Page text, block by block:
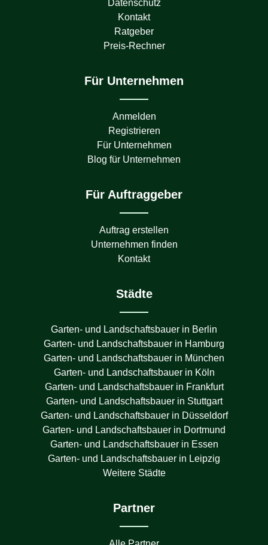
Datenschutz
Kontakt
Ratgeber
Preis-Rechner
Für Unternehmen
Anmelden
Registrieren
Für Unternehmen
Blog für Unternehmen
Für Auftraggeber
Auftrag erstellen
Unternehmen finden
Kontakt
Städte
Garten- und Landschaftsbauer in Berlin
Garten- und Landschaftsbauer in Hamburg
Garten- und Landschaftsbauer in München
Garten- und Landschaftsbauer in Köln
Garten- und Landschaftsbauer in Frankfurt
Garten- und Landschaftsbauer in Stuttgart
Garten- und Landschaftsbauer in Düsseldorf
Garten- und Landschaftsbauer in Dortmund
Garten- und Landschaftsbauer in Essen
Garten- und Landschaftsbauer in Leipzig
Weitere Städte
Partner